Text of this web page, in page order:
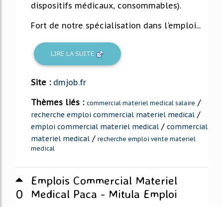
dispositifs médicaux, consommables).
Fort de notre spécialisation dans l'emploi...
LIRE LA SUITE
Site : dmjob.fr
Thèmes liés : commercial materiel medical salaire /
recherche emploi commercial materiel medical /
emploi commercial materiel medical / commercial
materiel medical / recherche emploi vente materiel
medical
0
Emplois Commercial Materiel
Medical Paca - Mitula Emploi